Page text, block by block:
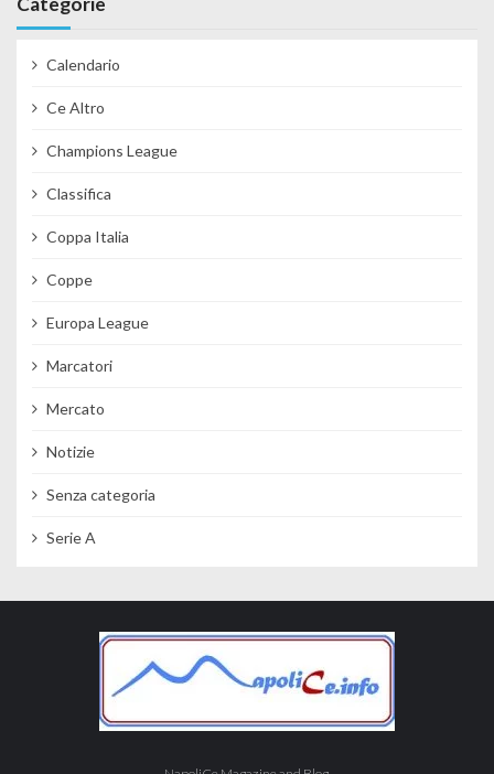
Calendario
Ce Altro
Champions League
Classifica
Coppa Italia
Coppe
Europa League
Marcatori
Mercato
Notizie
Senza categoria
Serie A